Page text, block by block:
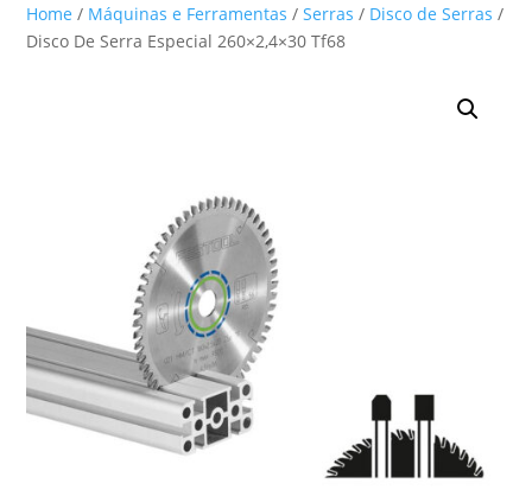
Home / Máquinas e Ferramentas /Serras / Disco de Serras /
Disco De Serra Especial 260×2,4×30 Tf68